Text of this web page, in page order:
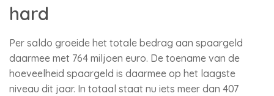
hard
Per saldo groeide het totale bedrag aan spaargeld
daarmee met 764 miljoen euro. De toename van de
hoeveelheid spaargeld is daarmee op het laagste
niveau dit jaar. In totaal staat nu iets meer dan 407